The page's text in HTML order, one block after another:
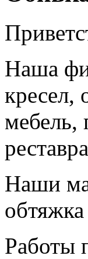
Наша
кресел,
мебель,
Наши
Работы